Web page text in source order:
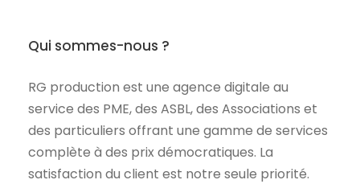
Qui sommes-nous ?
RG production est une agence digitale au
service des PME, des ASBL, des Associations et
des particuliers offrant une gamme de services
complète à des prix démocratiques. La
satisfaction du client est notre seule priorité.